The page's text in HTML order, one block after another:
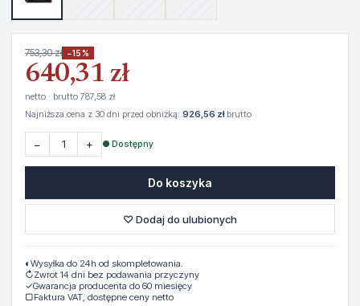
753,30 zł −15%
640,31 zł
netto · brutto 787,58 zł
Najniższa cena z 30 dni przed obniżką: 926,56 złbrutto
− + ● Dostępny
Do koszyka
♡ Dodaj do ulubionych
◐ Wysyłka do 24h od skompletowania.
↻Zwrot 14 dni bez podawania przyczyny
✓Gwarancja producenta do 60 miesięcy
▢Faktura VAT, dostępne ceny netto